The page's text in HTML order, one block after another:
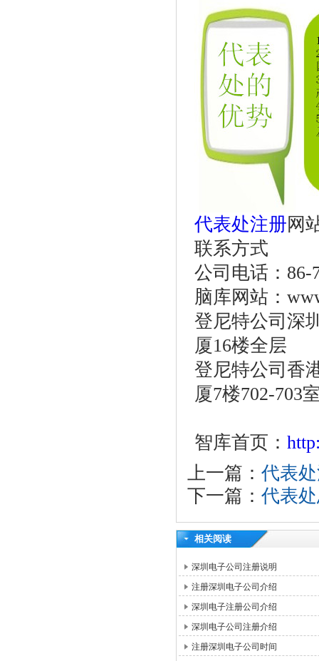
代表处注册网
联系方式
公司电话：86-
脑库网站：
登尼特公司深
厦16楼全层
登尼特公司香
厦7楼702-703
智库首页：
上一篇： 代表
下一篇： 代表
相关阅读
深圳电子公司注册说明
注册深圳电子公司介绍
深圳电子注册公司介绍
深圳电子公司注册介绍
注册深圳电子公司时间